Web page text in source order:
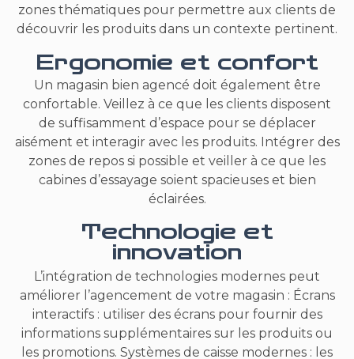
zones thématiques pour permettre aux clients de
découvrir les produits dans un contexte pertinent.
Ergonomie et confort
Un magasin bien agencé doit également être
confortable. Veillez à ce que les clients disposent
de suffisamment d’espace pour se déplacer
aisément et interagir avec les produits. Intégrer des
zones de repos si possible et veiller à ce que les
cabines d’essayage soient spacieuses et bien
éclairées.
Technologie et
innovation
L’intégration de technologies modernes peut
améliorer l’agencement de votre magasin : Écrans
interactifs : utiliser des écrans pour fournir des
informations supplémentaires sur les produits ou
les promotions. Systèmes de caisse modernes : les